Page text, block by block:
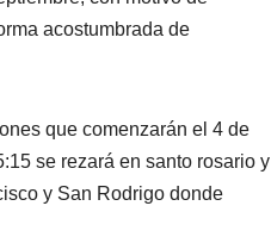
acostumbrada de
que comenzarán el 4 de
se rezará en santo rosario y
y San Rodrigo donde